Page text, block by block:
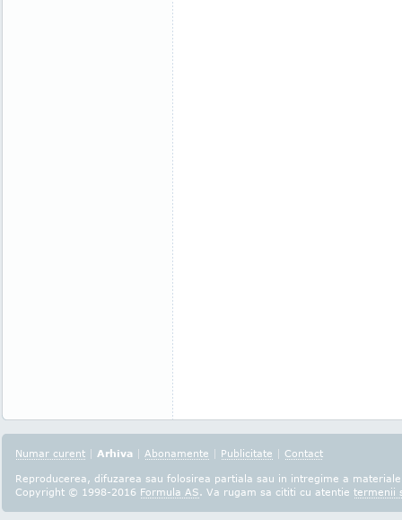
Numar curent | Arhiva | Abonamente | Publicitate | Contact
Reproducerea, difuzarea sau folosirea partiala sau in intregime a
Copyright © 1998-2016 Formula AS. Va rugam sa cititi cu atentie termenii